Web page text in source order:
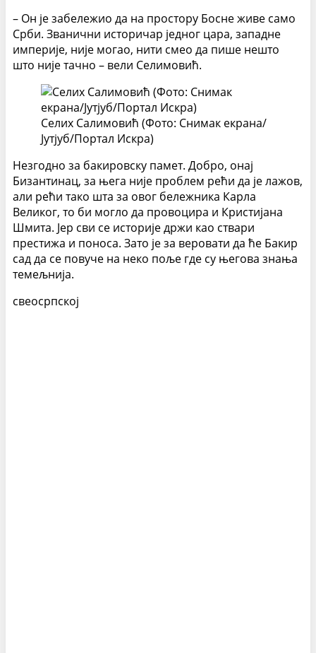
– Он је забележио да на простору Босне живе само
Срби. Званични историчар једног цара, западне
империје, није могао, нити смео да пише нешто
што није тачно – вели Селимовић.
Селих Салимовић (Фото: Снимак екрана/
Јутјуб/Портал Искра)
Незгодно за бакировску памет. Добро, онај
Бизантинац, за њега није проблем рећи да је лажов,
али рећи тако шта за овог бележника Карла
Великог, то би могло да провоцира и Кристијана
Шмита. Јер сви се историје држи као ствари
престижа и поноса. Зато је за веровати да ће Бакир
сад да се повуче на неко поље где су његова знања
темељнија.
свеосрпској